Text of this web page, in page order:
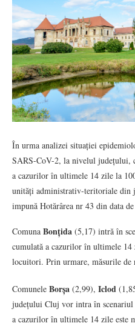
În urma analizei situației
SARS-CoV-2, la nivelul județului,
a cazurilor în ultimele 14 zile la
unități administrativ-teritoriale din
impună Hotărârea nr 43 din data
Comuna Bonțida (5,17) intră în
cumulată a cazurilor în ultimele 14
locuitori. Prin urmare, măsurile
Comunele Borșa (2,99), Iclod
județului Cluj vor intra în scenariul
a cazurilor în ultimele 14 zile este